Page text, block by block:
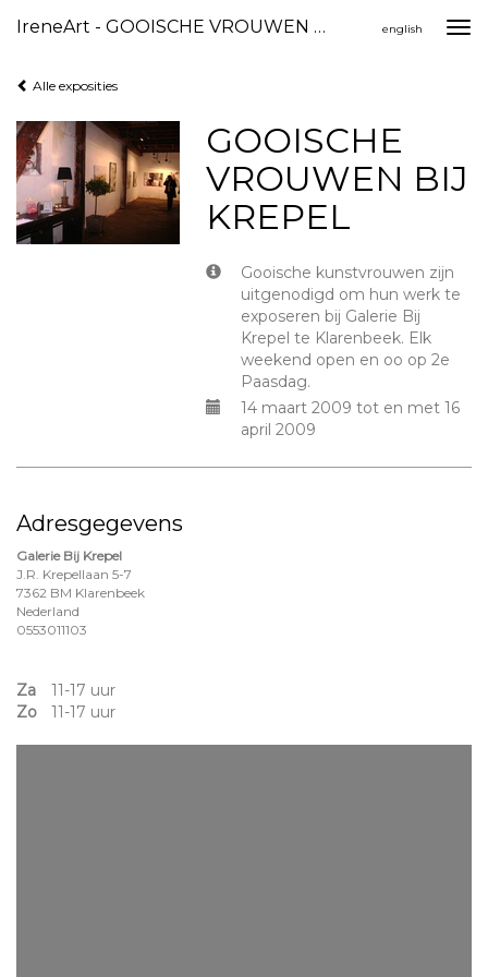
IreneArt - GOOISCHE VROUWEN BIJ KREPEL english
Alle exposities
GOOISCHE
VROUWEN BIJ
KREPEL
Gooische kunstvrouwen zijn
uitgenodigd om hun werk te
exposeren bij Galerie Bij
Krepel te Klarenbeek. Elk
weekend open en oo op 2e
Paasdag.
14 maart 2009 tot en met 16
april 2009
Adresgegevens
Galerie Bij Krepel
J.R. Krepellaan 5-7
7362 BM Klarenbeek
Nederland
0553011103
Za
11-17 uur
Zo
11-17 uur